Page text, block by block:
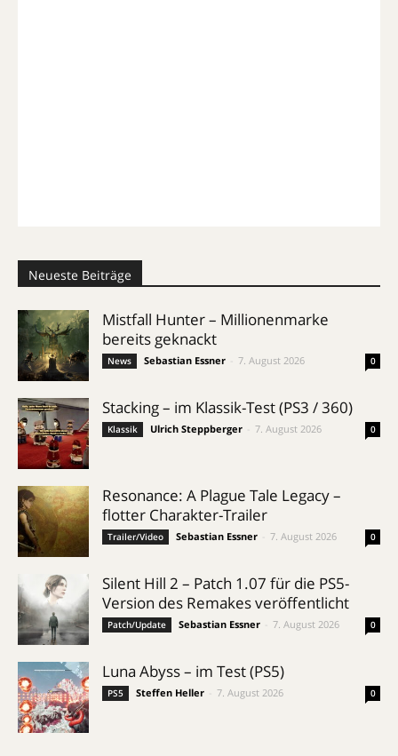
Neueste Beiträge
Mistfall Hunter – Millionenmarke
bereits geknackt
News Sebastian Essner 7. August 2026 0
Stacking – im Klassik-Test (PS3 / 360)
Klassik Ulrich Steppberger 7. August 2026 0
Resonance: A Plague Tale Legacy –
flotter Charakter-Trailer
Trailer/Video Sebastian Essner 7. August 2026 0
Silent Hill 2 – Patch 1.07 für die PS5-
Version des Remakes veröffentlicht
Patch/Update Sebastian Essner 7. August 2026 0
Luna Abyss – im Test (PS5)
PS5 Steffen Heller 7. August 2026 0